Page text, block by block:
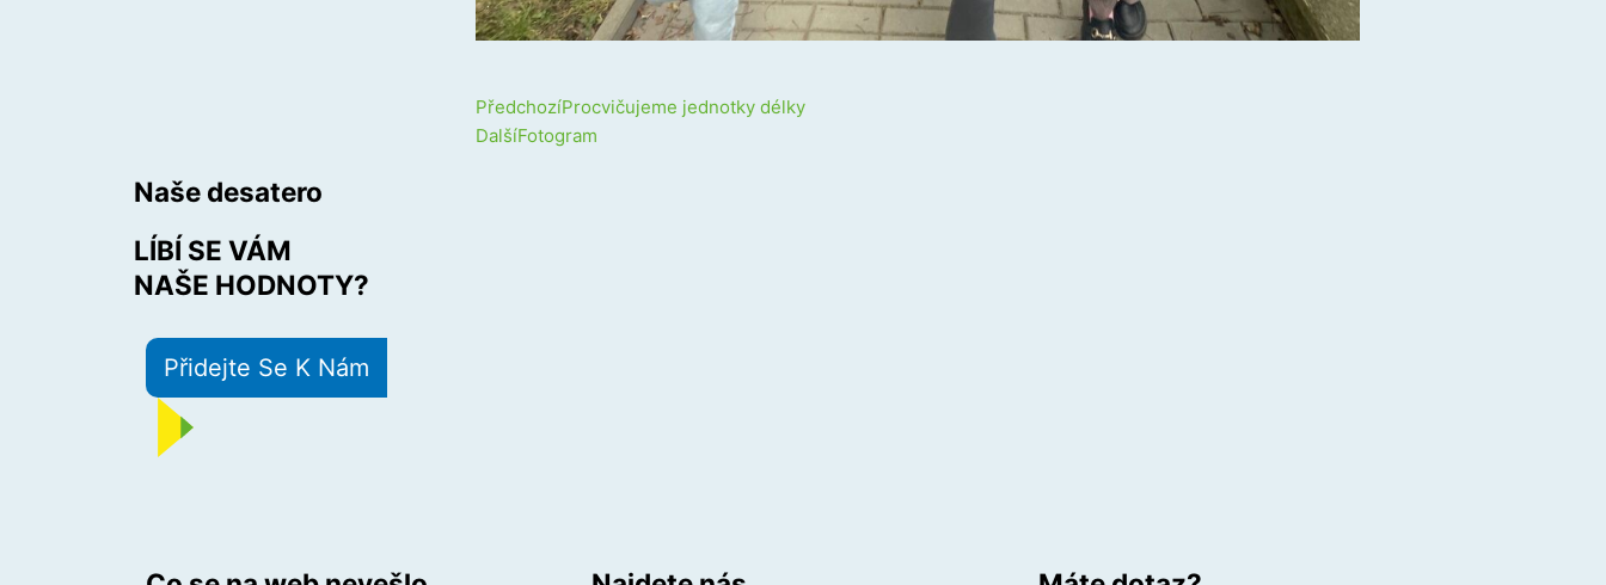
Prev
PředchozíProcvičujeme jednotky délky
DalšíFotogram
Next
Naše desatero
LÍBÍ SE VÁM
NAŠE HODNOTY?
Přidejte Se K Nám